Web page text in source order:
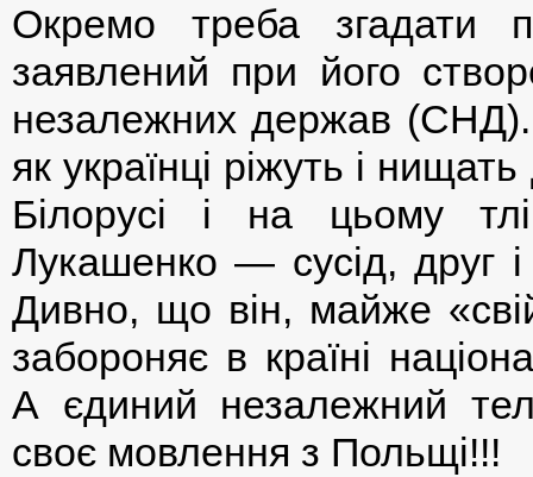
Окремо треба згадати
заявлений при його
незалежних держав
як українці ріжуть і
Білорусі і на цьому
Лукашенко — сусід, друг
Дивно, що він, майже
забороняє в країні
А єдиний незалежний
своє мовлення з Польщі!!!